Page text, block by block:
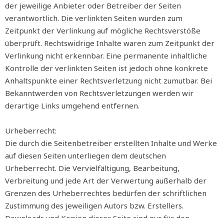
der jeweilige Anbieter oder Betreiber der Seiten
verantwortlich. Die verlinkten Seiten wurden zum
Zeitpunkt der Verlinkung auf mögliche Rechtsverstöße
überprüft. Rechtswidrige Inhalte waren zum Zeitpunkt der
Verlinkung nicht erkennbar. Eine permanente inhaltliche
Kontrolle der verlinkten Seiten ist jedoch ohne konkrete
Anhaltspunkte einer Rechtsverletzung nicht zumutbar. Bei
Bekanntwerden von Rechtsverletzungen werden wir
derartige Links umgehend entfernen.
Urheberrecht:
Die durch die Seitenbetreiber erstellten Inhalte und Werke
auf diesen Seiten unterliegen dem deutschen
Urheberrecht. Die Vervielfältigung, Bearbeitung,
Verbreitung und jede Art der Verwertung außerhalb der
Grenzen des Urheberrechtes bedürfen der schriftlichen
Zustimmung des jeweiligen Autors bzw. Erstellers.